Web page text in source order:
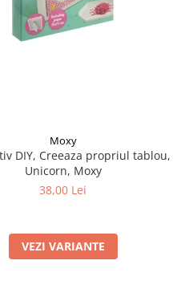
Moxy
DIY, Creeaza propriul tablou,
Unicorn, Moxy
38,00 Lei
VEZI VARIANTE